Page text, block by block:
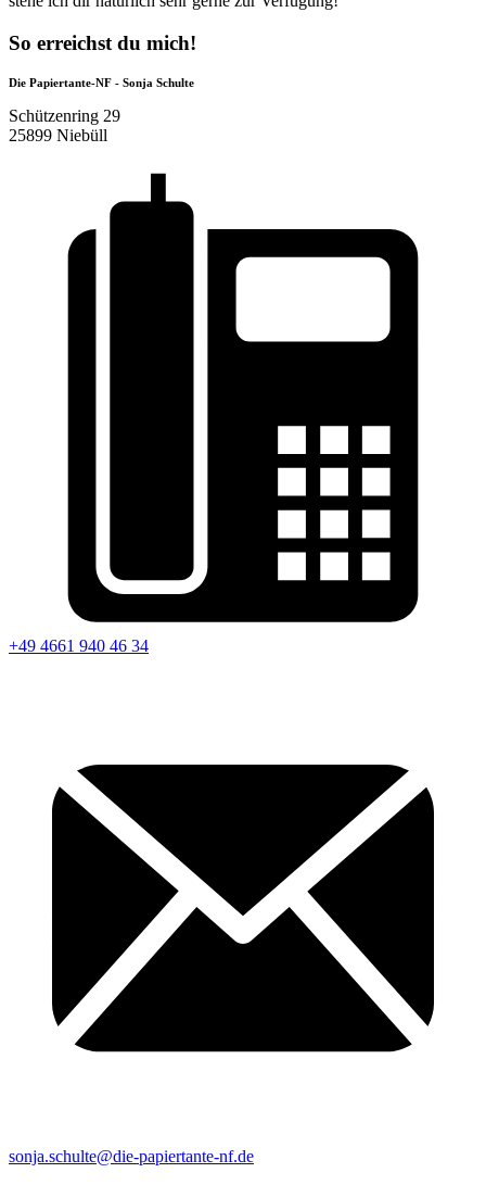
So erreichst du mich!
Die Papiertante-NF - Sonja Schulte
Schützenring 29
25899 Niebüll
+49 4661 940 46 34
sonja.schulte@die-papiertante-nf.de